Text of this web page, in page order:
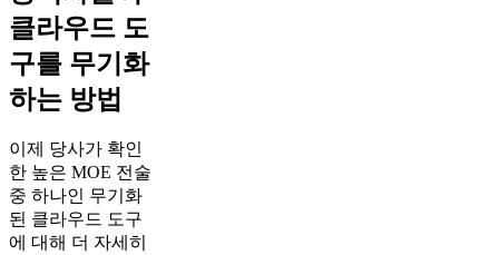
클라우드 도
구를 무기화
하는 방법
이제 당사가 확인
한 높은 MOE 전술
중 하나인 무기화
된 클라우드 도구
에 대해 더 자세히